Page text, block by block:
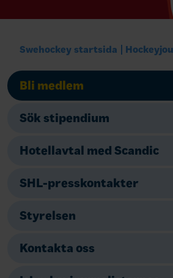
Swehockey startsida
Bli medlem
Sök stipendium
Hotellavtal med Scandic
SHL-presskontakter
Styrelsen
Kontakta oss